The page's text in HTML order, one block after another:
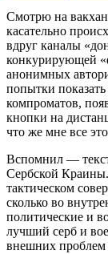
Смотрю на
касательно
вдруг каналы
конкурирующей
анонимных
попытки
компроматов,
кнопки на
что же мне все
Вспомнил —
Сербской
тактическом
сколько во
политические и
лучший серб и
внешних проблем